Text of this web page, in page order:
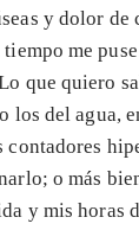
y dolor de
me
que quiero
los del agua,
contadores
o más
y mis horas